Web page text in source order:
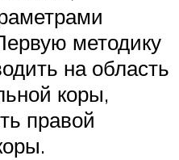
методику
на область
коры,
правой